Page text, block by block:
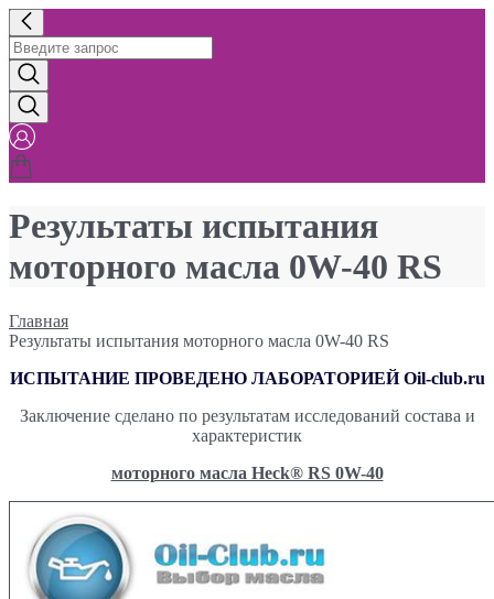
Результаты испытания
моторного масла 0W-40 RS
Главная
Результаты испытания моторного масла 0W-40 RS
ИСПЫТАНИЕ ПРОВЕДЕНО ЛАБОРАТОРИЕЙ Oil-club.ru
Заключение сделано по результатам исследований состава и
характеристик
моторного масла Heck® RS 0W-40